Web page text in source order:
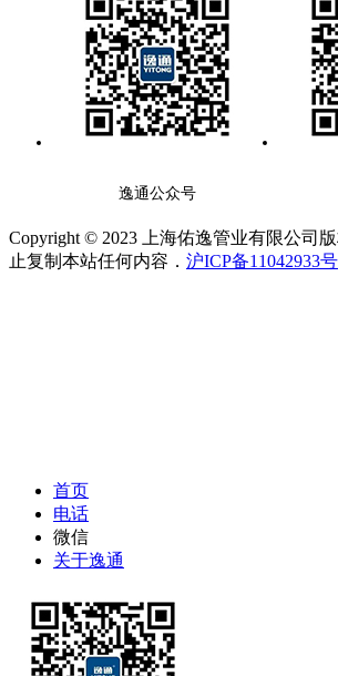
逸通公众号
Copyright © 2023 上海佑逸管业有限公司
止复制本站任何内容． 沪ICP备11042933号
首页
电话
微信
关于逸通